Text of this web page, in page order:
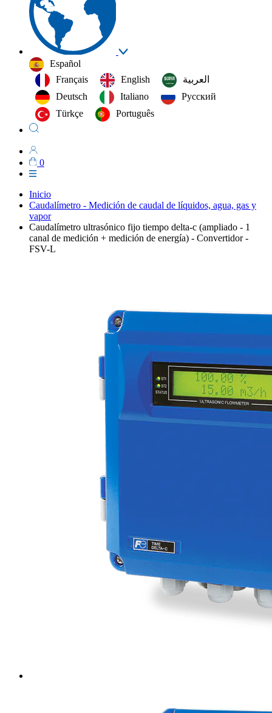
Español
Français
English
العربية‏
Deutsch
Italiano
Русский
Türkçe
Português
0
Inicio
Caudalímetro - Medición de caudal de líquidos, agua, gas y
vapor
Caudalímetro ultrasónico fijo tiempo delta-c (ampliado - 1
canal de medición + medición de energía) - Convertidor -
FSV-L